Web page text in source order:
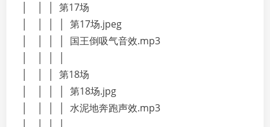
│ │ │ 第17场
│ │ │ │ 第17场.jpeg
│ │ │ │ 国王倒吸气音效.mp3
│ │ │ 第18场
│ │ │ │ 第18场.jpg
│ │ │ │ 水泥地奔跑声效.mp3